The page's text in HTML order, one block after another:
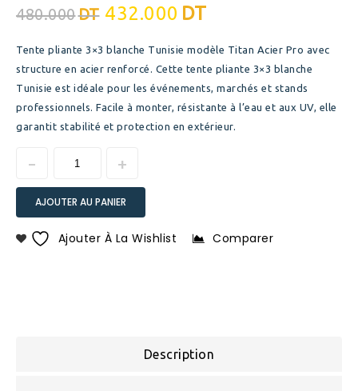
480.000DT 432.000 DT
Tente pliante 3×3 blanche Tunisie modèle Titan Acier Pro avec
structure en acier renforcé. Cette tente pliante 3×3 blanche
Tunisie est idéale pour les événements, marchés et stands
professionnels. Facile à monter, résistante à l’eau et aux UV, elle
garantit stabilité et protection en extérieur.
AJOUTER AU PANIER
Ajouter À La Wishlist Comparer
Description